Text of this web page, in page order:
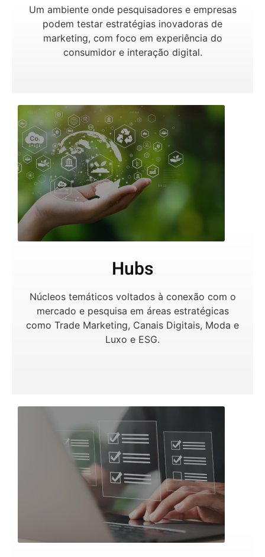
Um ambiente onde pesquisadores e empresas
podem testar estratégias inovadoras de
marketing, com foco em experiência do
consumidor e interação digital.
Hubs
Núcleos temáticos voltados à conexão com o
mercado e pesquisa em áreas estratégicas
como Trade Marketing, Canais Digitais, Moda e
Luxo e ESG.